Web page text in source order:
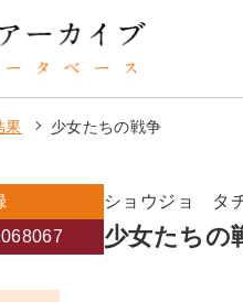
果 少女たちの戦争
ショウジョ タ
少女たちの